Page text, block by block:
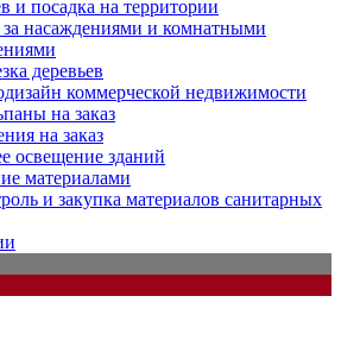
и посадка на территории
за насаждениями и комнатными
деревьев
коммерческой недвижимости
на заказ
на заказ
освещение зданий
материалами
и закупка материалов санитарных